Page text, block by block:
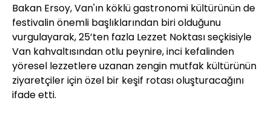
Bakan Ersoy, Van'ın köklü gastronomi kültürünün de
festivalin önemli başlıklarından biri olduğunu
vurgulayarak, 25’ten fazla Lezzet Noktası seçkisiyle
Van kahvaltısından otlu peynire, inci kefalinden
yöresel lezzetlere uzanan zengin mutfak kültürünün
ziyaretçiler için özel bir keşif rotası oluşturacağını
ifade etti.